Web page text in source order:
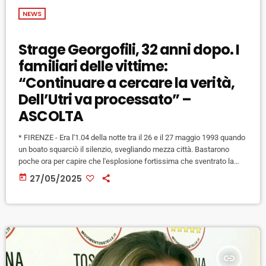
NEWS
Strage Georgofili, 32 anni dopo. I
familiari delle vittime:
“Continuare a cercare la verità,
Dell’Utri va processato” –
ASCOLTA
* FIRENZE - Era l'1.04 della notte tra il 26 e il 27 maggio 1993 quando
un boato squarciò il silenzio, svegliando mezza città. Bastarono
poche ora per capire che l'esplosione fortissima che sventrato la
Torre del Pulci, sede dell'accademia dei Georgofili, non era causata
dallo scoppio di una caldaia ma da un'autobomba zeppa di tritolo: fu
today 27/05/2025
insert_link